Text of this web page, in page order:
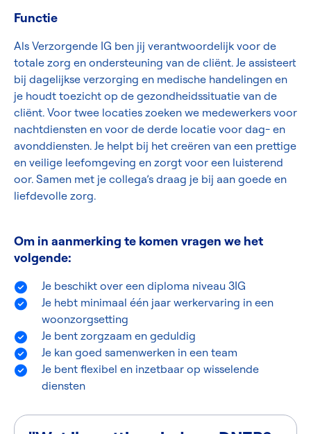
Functie
Als Verzorgende IG ben jij verantwoordelijk voor de
totale zorg en ondersteuning van de cliënt. Je assisteert
bij dagelijkse verzorging en medische handelingen en
je houdt toezicht op de gezondheidssituatie van de
cliënt. Voor twee locaties zoeken we medewerkers voor
nachtdiensten en voor de derde locatie voor dag- en
avonddiensten. Je helpt bij het creëren van een prettige
en veilige leefomgeving en zorgt voor een luisterend
oor. Samen met je collega’s draag je bij aan goede en
liefdevolle zorg.
Om in aanmerking te komen vragen we het
volgende:
Je beschikt over een diploma niveau 3IG
Je hebt minimaal één jaar werkervaring in een
woonzorgsetting
Je bent zorgzaam en geduldig
Je kan goed samenwerken in een team
Je bent flexibel en inzetbaar op wisselende
diensten